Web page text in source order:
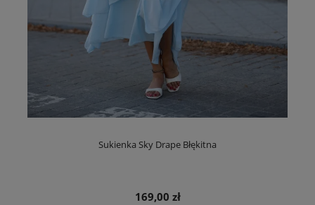
Sukienka Sky Drape Błękitna
169,00 zł